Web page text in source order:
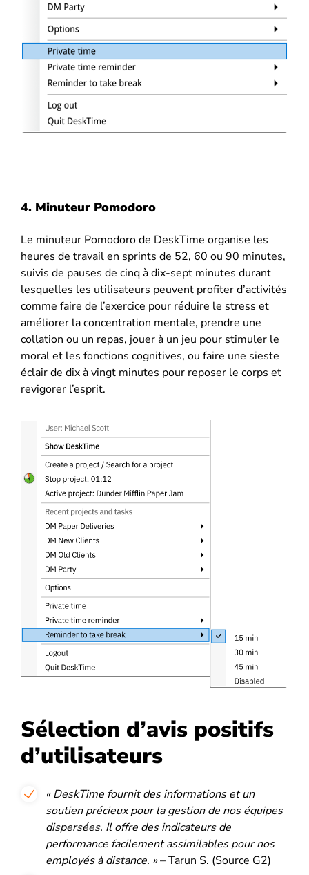
4. Minuteur Pomodoro
Le minuteur Pomodoro de DeskTime organise les
heures de travail en sprints de 52, 60 ou 90 minutes,
suivis de pauses de cinq à dix-sept minutes durant
lesquelles les utilisateurs peuvent profiter d’activités
comme faire de l’exercice pour réduire le stress et
améliorer la concentration mentale, prendre une
collation ou un repas, jouer à un jeu pour stimuler le
moral et les fonctions cognitives, ou faire une sieste
éclair de dix à vingt minutes pour reposer le corps et
revigorer l’esprit.
Sélection d’avis positifs
d’utilisateurs
« DeskTime fournit des informations et un
soutien précieux pour la gestion de nos équipes
dispersées. Il offre des indicateurs de
performance facilement assimilables pour nos
employés à distance. »– Tarun S. (Source G2)